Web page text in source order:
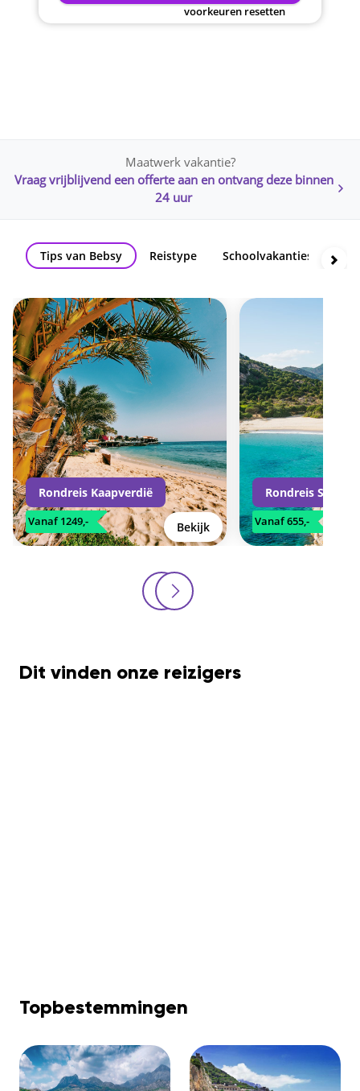
voorkeuren resetten
Maatwerk vakantie?
Vraag vrijblijvend een offerte aan en ontvang deze binnen
24 uur
Tips van Bebsy Reistype Schoolvakanties
Rondreis Kaapverdië
Vanaf 1249,- Bekijk
Rondreis
Vanaf 655,-
Dit vinden onze reizigers
Topbestemmingen